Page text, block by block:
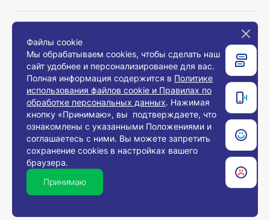
Связаться с нами
© 2008-2026, Компания «Европос Групп». Все
права защищены.
Все товары предназначены для продажи
юридическим лицам и индивидуальным
предпринимателям с целью использования в
хозяйственной деятельности.
Файлы cookie
Мы обрабатываем cookies, чтобы сделать наш
сайт удобнее и персонализированее для вас.
Полная информация содержится в Политике
использования файлов cookie и Правилах по
обработке персональных данных. Нажимая
кнопку «Принимаю», вы подтверждаете, что
ознакомлены с указанными Положениями и
соглашаетесь с ними. Вы можете запретить
сохранение cookies в настройках вашего
браузера.
Принимаю